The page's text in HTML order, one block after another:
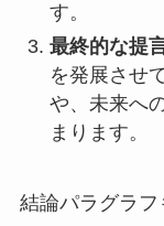
す。
最終的な提
を発展させ
や、未来へ
まります。
結論パラグラフ